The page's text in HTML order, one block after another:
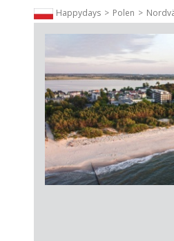
En semester för alla
Höstsäsongen är perfekt för
gourmetmåltider och
Planera din perfekta
Hos Happydays hittar du
både lugn, upplevelser och
Happydays Polen